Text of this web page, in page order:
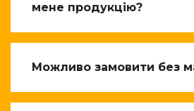
мене продукцію?
Можливо замовити без